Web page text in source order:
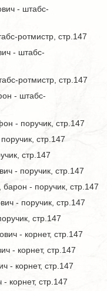
- штабс-
ротмистр, стр.147
- штабс-
ротмистр, стр.147
- штабс-
- поручик, стр.147
стр.147
стр.147
- поручик, стр.147
- поручик, стр.147
- поручик, стр.147
стр.147
- корнет, стр.147
- корнет, стр.147
- корнет, стр.147
корнет, стр.147